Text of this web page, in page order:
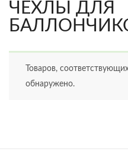
ЧЕХЛЫ ДЛЯ
Товаров,
обнаружено.